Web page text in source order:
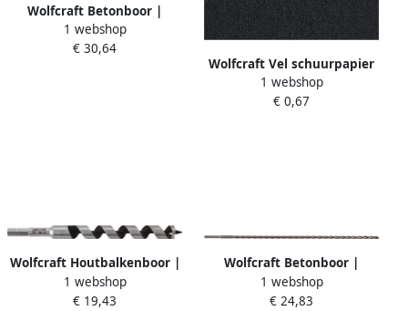
Wolfcraft Betonboor |
Standaard | Ø20 x 450mm |
SDS plus | 1 stuk 7880010
1 webshop
€ 30,64
Wolfcraft Vel schuurpapier
| SiC | K400 | 230 x 280mm
| 1 stuk 2874000
1 webshop
€ 0,67
Wolfcraft Houtbalkenboor |
Standard | Ø20 x 250mm |
1 stuk 7665010
1 webshop
€ 19,43
Wolfcraft Betonboor |
Standaard | Ø14 x 600mm |
SDS plus | 1 stuk 7888010
1 webshop
€ 24,83